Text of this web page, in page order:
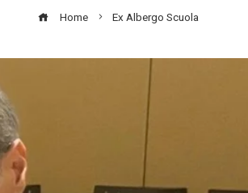
Home Ex Albergo Scuola